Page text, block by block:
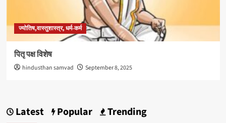
ज्योतिष,वास्तुशास्त्र, धर्म-कर्म
पितृ पक्ष विशेष
hindusthan samvad September 8, 2025
Latest Popular Trending